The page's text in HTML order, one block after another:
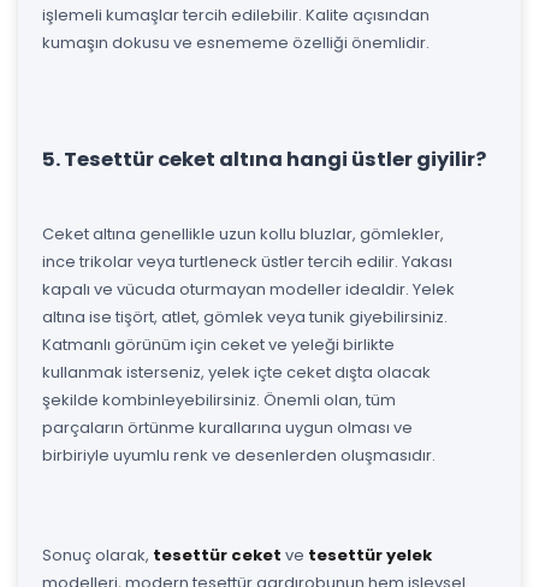
işlemeli kumaşlar tercih edilebilir. Kalite açısından
kumaşın dokusu ve esnememe özelliği önemlidir.
5. Tesettür ceket altına hangi üstler giyilir?
Ceket altına genellikle uzun kollu bluzlar, gömlekler,
ince trikolar veya turtleneck üstler tercih edilir. Yakası
kapalı ve vücuda oturmayan modeller idealdir. Yelek
altına ise tişört, atlet, gömlek veya tunik giyebilirsiniz.
Katmanlı görünüm için ceket ve yeleği birlikte
kullanmak isterseniz, yelek içte ceket dışta olacak
şekilde kombinleyebilirsiniz. Önemli olan, tüm
parçaların örtünme kurallarına uygun olması ve
birbiriyle uyumlu renk ve desenlerden oluşmasıdır.
Sonuç olarak, tesettür ceket ve tesettür yelek
modelleri, modern tesettür gardırobunun hem işlevsel